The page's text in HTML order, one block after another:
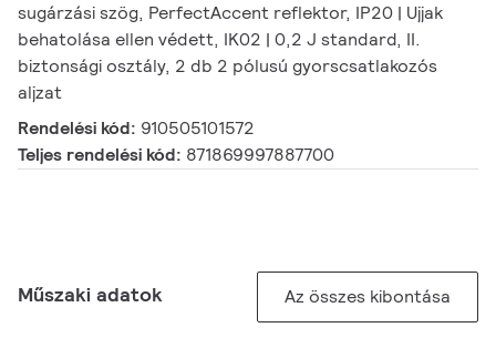
sugárzási szög, PerfectAccent reflektor, IP20 | Ujjak
behatolása ellen védett, IK02 | 0,2 J standard, II.
biztonsági osztály, 2 db 2 pólusú gyorscsatlakozós
aljzat
Rendelési kód: 910505101572
Teljes rendelési kód: 871869997887700
Műszaki adatok Az összes kibontása